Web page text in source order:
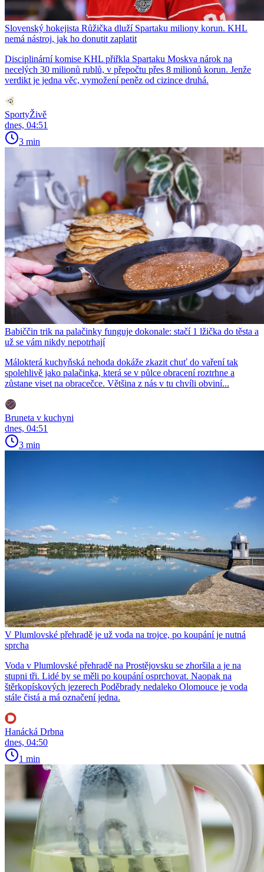
Slovenský hokejista Růžička dluží Spartaku miliony korun. KHL
nemá nástroj, jak ho donutit zaplatit
Disciplinární komise KHL přiřkla Spartaku Moskva nárok na
necelých 30 milionů rublů, v přepočtu přes 8 milionů korun. Jenže
verdikt je jedna věc, vymožení peněz od cizince druhá.
SportyŽivě
dnes, 04:51
3 min
Babiččin trik na palačinky funguje dokonale: stačí 1 lžička do těsta a
už se vám nikdy nepotrhají
Málokterá kuchyňská nehoda dokáže zkazit chuť do vaření tak
spolehlivě jako palačinka, která se v půlce obracení roztrhne a
zůstane viset na obracečce. Většina z nás v tu chvíli obviní...
Bruneta v kuchyni
dnes, 04:51
3 min
V Plumlovské přehradě je už voda na trojce, po koupání je nutná
sprcha
Voda v Plumlovské přehradě na Prostějovsku se zhoršila a je na
stupni tři. Lidé by se měli po koupání osprchovat. Naopak na
štěrkopískových jezerech Poděbrady nedaleko Olomouce je voda
stále čistá a má označení jedna.
Hanácká Drbna
dnes, 04:50
1 min